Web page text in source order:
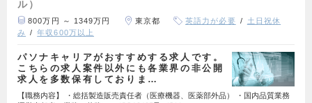
ル）
800万円 ～ 1349万円 東京都 英語力が必要
土日祝休
み
年収600万以上
パソナキャリアがおすすめする求人です。
こちらの求人案件以外にも各業界の非公開
求人を多数保有しておりま…
【職務内容】 ・総括製造販売責任者（医療機器、医薬部外品） ・国内品質業務